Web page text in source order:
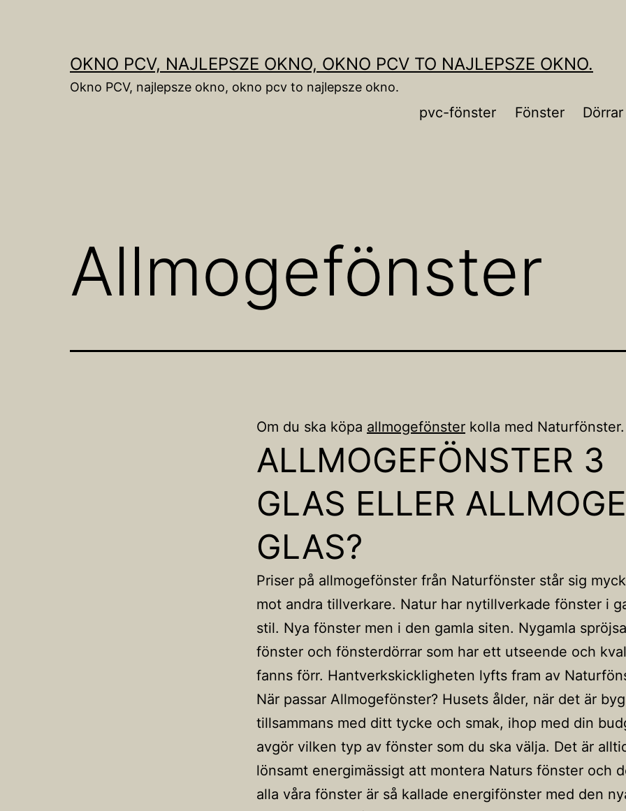
OKNO PCV, NAJLEPSZE OKNO, OKNO PCV TO NAJLEPSZE OKNO.
Okno PCV, najlepsze okno, okno pcv to najlepsze okno.
pvc-fönster Fönster Dörrar
Allmogefönster
Om du ska köpa allmogefönster kolla med Naturfönster.
ALLMOGEFÖNSTER 3
GLAS ELLER
GLAS?
Priser på allmogefönster från Naturfönster står sig
mot andra tillverkare. Natur har nytillverkade fönster i
stil. Nya fönster men i den gamla siten. Nygamla
fönster och fönsterdörrar som har ett utseende och
fanns förr. Hantverkskickligheten lyfts fram av
När passar Allmogefönster? Husets ålder, när det är
tillsammans med ditt tycke och smak, ihop med din
avgör vilken typ av fönster som du ska välja. Det är
lönsamt energimässigt att montera Naturs fönster och
alla våra fönster är så kallade energifönster med den